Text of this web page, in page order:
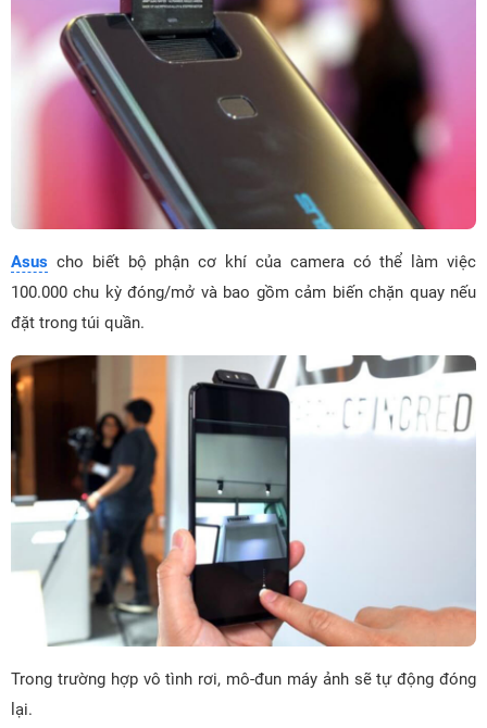
Asus cho biết bộ phận cơ khí của camera có thể làm việc
100.000 chu kỳ đóng/mở và bao gồm cảm biến chặn quay nếu
đặt trong túi quần.
Trong trường hợp vô tình rơi, mô-đun máy ảnh sẽ tự động đóng
lại.